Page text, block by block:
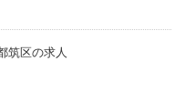
筑区の求人